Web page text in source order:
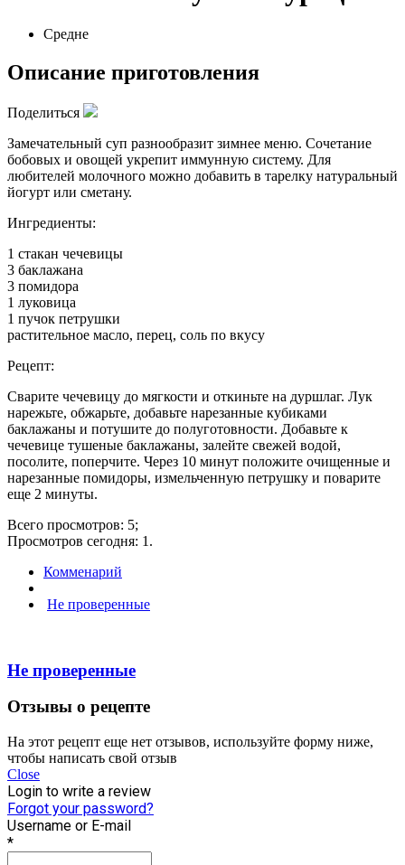
Средне
Описание приготовления
Поделиться
Замечательный суп разнообразит зимнее меню. Сочетание
бобовых и овощей укрепит иммунную систему. Для
любителей молочного можно добавить в тарелку натуральный
йогурт или сметану.
Ингредиенты:
1 стакан чечевицы
3 баклажана
3 помидора
1 луковица
1 пучок петрушки
растительное масло, перец, соль по вкусу
Рецепт:
Сварите чечевицу до мягкости и откиньте на дуршлаг. Лук
нарежьте, обжарьте, добавьте нарезанные кубиками
баклажаны и потушите до полуготовности. Добавьте к
чечевице тушеные баклажаны, залейте свежей водой,
посолите, поперчите. Через 10 минут положите очищенные и
нарезанные помидоры, измельченную петрушку и поварите
еще 2 минуты.
Всего просмотров: 5;
Просмотров сегодня: 1.
Комменарий
Не проверенные
Не проверенные
Отзывы о рецепте
На этот рецепт еще нет отзывов, используйте форму ниже,
чтобы написать свой отзыв
Close
Login to write a review
Forgot your password?
Username or E-mail
*